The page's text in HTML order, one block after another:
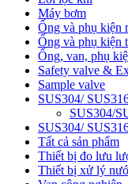
Máy bơm
Ống và phụ kiện
Ống và phụ kiện
Ống, van, phụ
Safety valve &
Sample valve
SUS304/
SUS304/
SUS304/
Tất cả sản phẩm
Thiết bị đo lưu
Thiết bị xử lý